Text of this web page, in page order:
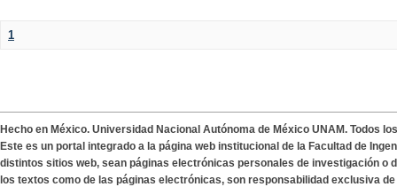
1
Hecho en México. Universidad Nacional Autónoma de México UNAM. Todos
Este es un portal integrado a la página web institucional de la Facultad de
distintos sitios web, sean páginas electrónicas personales de investigación o
los textos como de las páginas electrónicas, son responsabilidad exclusiva